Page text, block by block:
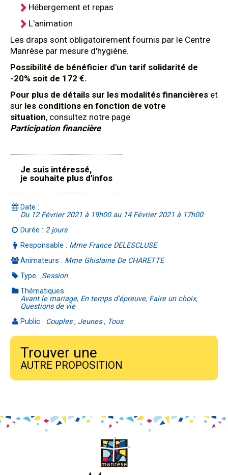
Hébergement et repas
L'animation
Les draps sont obligatoirement fournis par le Centre
Manrèse par mesure d'hygiène.
Possibilité de bénéficier d'un tarif solidarité de
-20% soit de 172 €.
Pour plus de détails sur les modalités financières et
sur les conditions en fonction de votre
situation, consultez notre page
Participation financière
Je suis intéressé,
je souhaite plus d'infos
Date :
Du 12 Février 2021 à 19h00 au 14 Février 2021 à 17h00
Durée : 2 jours
Responsable : Mme France DELESCLUSE
Animateurs : Mme Ghislaine De CHARETTE
Type : Session
Thématiques :
Avant le mariage, En temps d'épreuve, Faire un choix,
Questions de vie
Public : Couples , Jeunes , Tous
Trouver une
AUTRE PROPOSITION